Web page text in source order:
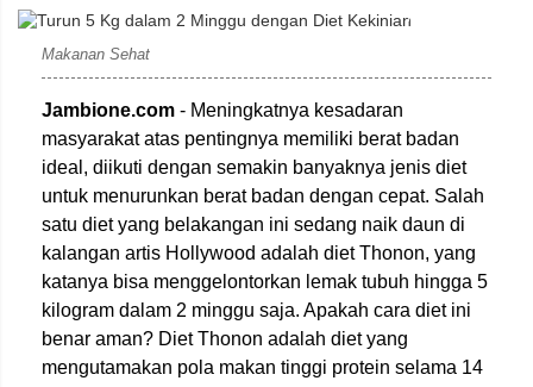
IST/Jambione.com
Makanan Sehat
Jambione.com - Meningkatnya kesadaran
masyarakat atas pentingnya memiliki berat badan
ideal, diikuti dengan semakin banyaknya jenis diet
untuk menurunkan berat badan dengan cepat. Salah
satu diet yang belakangan ini sedang naik daun di
kalangan artis Hollywood adalah diet Thonon, yang
katanya bisa menggelontorkan lemak tubuh hingga 5
kilogram dalam 2 minggu saja. Apakah cara diet ini
benar aman? Diet Thonon adalah diet yang
mengutamakan pola makan tinggi protein selama 14